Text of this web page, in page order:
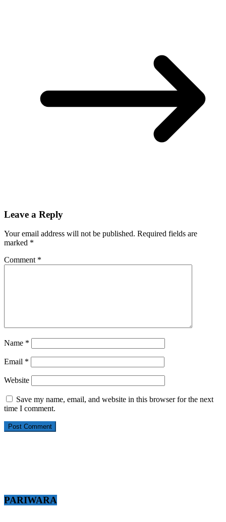
Leave a Reply
Your email address will not be published. Required fields are
marked *
Comment *
Name *
Email *
Website
Save my name, email, and website in this browser for the next
time I comment.
PARIWARA